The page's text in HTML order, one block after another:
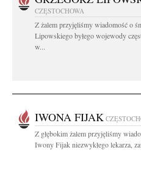
CZĘSTOCHOWA
Z żalem przyjęliśmy wiadomość o
Lipowskiego byłego wojewody
w...
IWONA FIJAK
Z głębokim żalem przyjęliśmy
Iwony Fijak niezwykłego lekarza,